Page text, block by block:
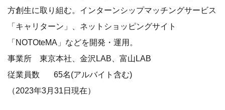
運営会社 ： 株式会社Asian Bridge
TEL ： 076-471-6701(平日 9:00～17:00)
お問い合わせ： https://careetern.com/contact